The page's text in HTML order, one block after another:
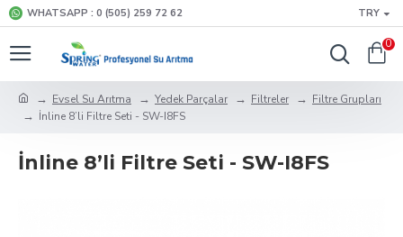
WHATSAPP : 0 (505) 259 72 62 TRY
0
Evsel Su Arıtma Yedek Parçalar Filtreler
Filtre Grupları
İnline 8’li Filtre Seti - SW-I8FS
İnline 8’li Filtre Seti - SW-I8FS